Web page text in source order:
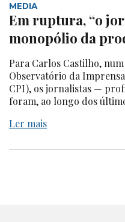
MEDIA
Em ruptura, “o
monopólio da
Para Carlos Castilho,
Observatório da
CPI), os jornalistas —
foram, ao longo dos
Ler mais